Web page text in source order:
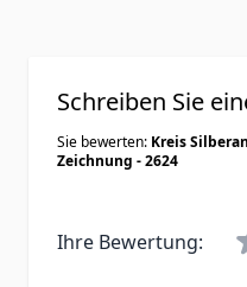
Schreiben Sie
Sie bewerten: Kreis
Zeichnung - 2624
Ihre Bewertung: